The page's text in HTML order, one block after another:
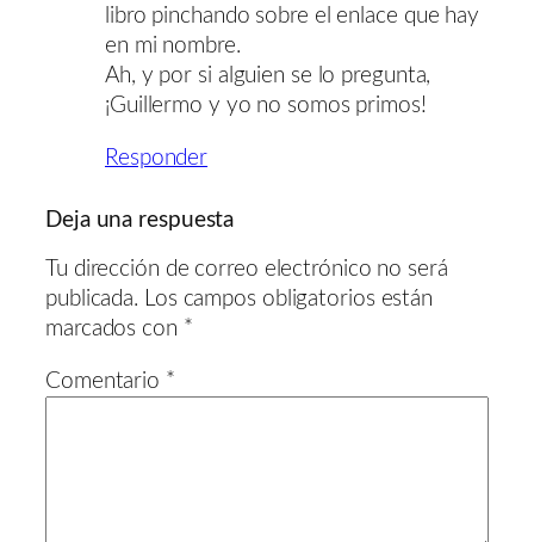
libro pinchando sobre el enlace que hay
en mi nombre.
Ah, y por si alguien se lo pregunta,
¡Guillermo y yo no somos primos!
Responder
Deja una respuesta
Tu dirección de correo electrónico no será
publicada. Los campos obligatorios están
marcados con *
Comentario *